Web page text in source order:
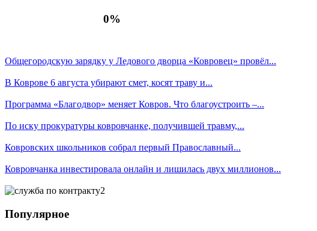
0%
Общегородскую зарядку у Ледового дворца «Ковровец» провёл...
В Коврове 6 августа убирают смет, косят траву и...
Программа «Благодвор» меняет Ковров. Что благоустроить –...
По иску прокуратуры ковровчанке, получившей травму,...
Ковровских школьников собрал первый Православный...
Ковровчанка инвестировала онлайн и лишилась двух миллионов...
Популярное